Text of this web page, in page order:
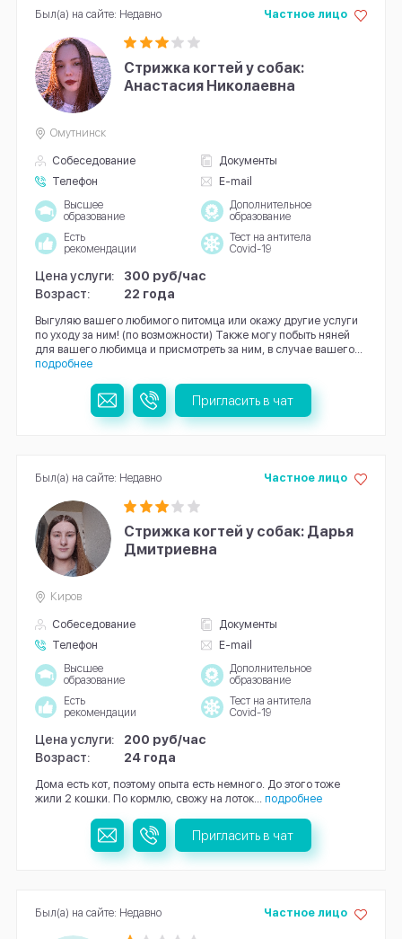
Стрижка когтей у собак:
Анастасия Николаевна
Собеседование
Документы
Телефон
E-mail
Частное лицо
Омутнинск
Высшее
образование
Дополнительное
образование
Есть
рекомендации
Тест на антитела
Covid-19
Цена услуги:
300 руб/час
Возраст:
22 года
Выгуляю вашего любимого питомца или окажу другие услуги
по уходу за ним! (по возможности) Также могу побыть няней
для вашего любимца и присмотреть за ним, в случае вашего...
подробнее
Был(а) на сайте: Недавно
Пригласить в чат
Стрижка когтей у собак: Дарья
Дмитриевна
Собеседование
Документы
Телефон
E-mail
Частное лицо
Киров
Высшее
образование
Дополнительное
образование
Есть
рекомендации
Тест на антитела
Covid-19
Цена услуги:
200 руб/час
Возраст:
24 года
Дома есть кот, поэтому опыта есть немного. До этого тоже
жили 2 кошки. По кормлю, свожу на лоток... подробнее
Был(а) на сайте: Недавно
Пригласить в чат
Частное лицо
Был(а) на сайте: Недавно